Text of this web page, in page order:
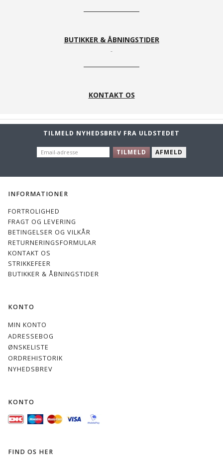
BUTIKKER & ÅBNINGSTIDER
KONTAKT OS
TILMELD NYHEDSBREV FRA ULDSTEDET
EMAIL-
ADRESSE
TILMELD AFMELD
INFORMATIONER
FORTROLIGHED
FRAGT OG LEVERING
BETINGELSER OG VILKÅR
RETURNERINGSFORMULAR
KONTAKT OS
STRIKKEFEER
BUTIKKER & ÅBNINGSTIDER
KONTO
MIN KONTO
ADRESSEBOG
ØNSKELISTE
ORDREHISTORIK
NYHEDSBREV
KONTO
FIND OS HER